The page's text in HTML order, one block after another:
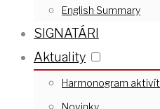
English Summary
SIGNATÁRI
Aktuality
Harmonogram aktivít
Novinky